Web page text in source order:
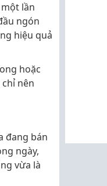
lần
ngón
hiệu quả
hoặc
nên
đang bán
ngày,
vừa là